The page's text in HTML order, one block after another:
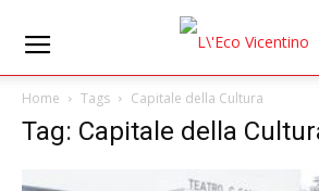
Home Tags Capitale della Cultura
Tag: Capitale della